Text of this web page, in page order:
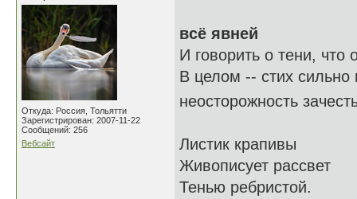
Откуда: Россия, Тольятти
Зарегистрирован: 2007-11-22
Сообщений: 256
Вебсайт
всё явней
И говорить о тени, что
В целом -- стих
неосторожность
Листик крапивы
Живописует рассвет
Тенью ребристой.